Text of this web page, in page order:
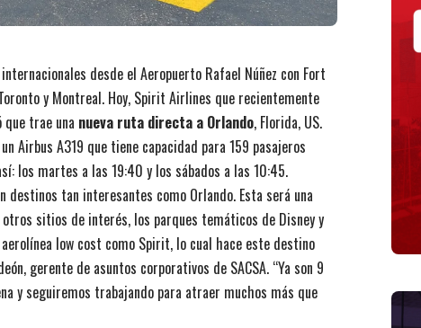
desde el Aeropuerto Rafael Núñez con Fort
y Montreal. Hoy, Spirit Airlines que recientemente
que trae una nueva ruta directa a Orlando, Florida, US.
Airbus A319 que tiene capacidad para 159 pasajeros
los martes a las 19:40 y los sábados a las 10:45.
tan interesantes como Orlando. Esta será una
sitios de interés, los parques temáticos de Disney y
low cost como Spirit, lo cual hace este destino
gerente de asuntos corporativos de SACSA. “Ya son 9
y seguiremos trabajando para atraer muchos más que